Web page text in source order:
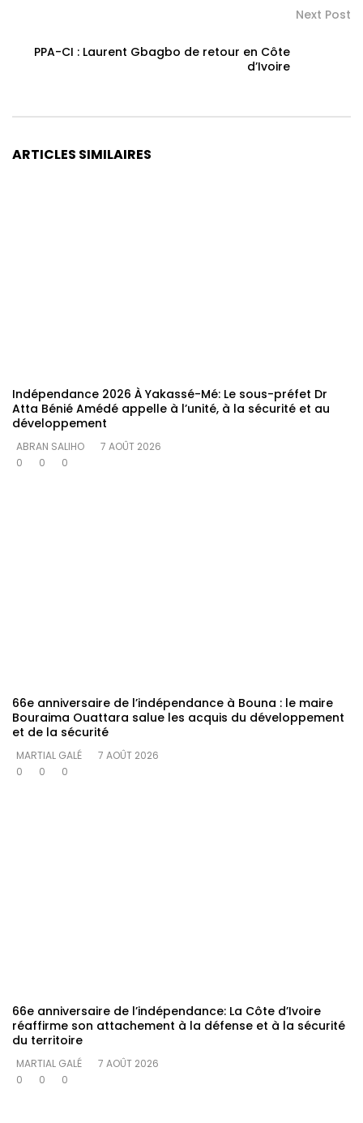
Next Post
PPA-CI : Laurent Gbagbo de retour en Côte
d’Ivoire
ARTICLES SIMILAIRES
Indépendance 2026 À Yakassé-Mé: Le sous-préfet Dr
Atta Bénié Amédé appelle à l’unité, à la sécurité et au
développement
ABRAN SALIHO
7 AOÛT 2026
0
0 0
66e anniversaire de l’indépendance à Bouna : le maire
Bouraima Ouattara salue les acquis du développement
et de la sécurité
MARTIAL GALÉ
7 AOÛT 2026
0
0 0
66e anniversaire de l’indépendance: La Côte d’Ivoire
réaffirme son attachement à la défense et à la sécurité
du territoire
MARTIAL GALÉ
7 AOÛT 2026
0
0 0